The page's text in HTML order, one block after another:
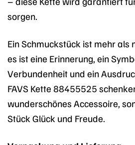
sorgen.
Ein Schmuckstück ist mehr als
es ist eine Erinnerung, ein
Verbundenheit und ein
FAVS Kette 88455525
wunderschönes Accessoire,
Stück Glück und Freude.